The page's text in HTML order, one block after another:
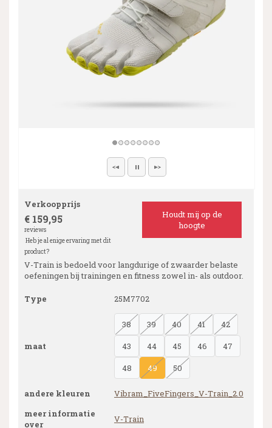
Verkoopprijs
€ 159,95
reviews
Heb je al enige ervaring met dit
product?
Houdt mij op de
hoogte
V-Train is bedoeld voor langdurige of zwaarder belaste
oefeningen bij trainingen en fitness zowel in- als outdoor.
Type 25M7702
maat
38 39 40 41
42
43
44 45 46
47
48
49 50
andere kleuren
Vibram_FiveFingers_V-Train_2.0
meer informatie
over
V-Train